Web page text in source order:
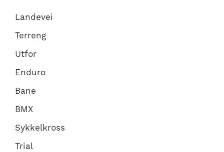
Landevei
Terreng
Utfor
Enduro
Bane
BMX
Sykkelkross
Trial